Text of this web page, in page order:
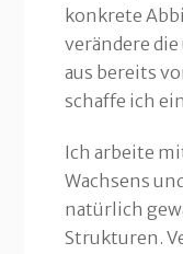
konkrete
verändere
aus bereits
schaffe ich
Ich arbeite
Wachsens
natürlich
Strukturen.